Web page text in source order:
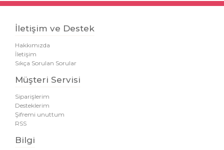
İletişim ve Destek
Hakkımızda
İletişim
Sıkça Sorulan Sorular
Müşteri Servisi
Siparişlerim
Desteklerim
Şifremi unuttum
RSS
Bilgi